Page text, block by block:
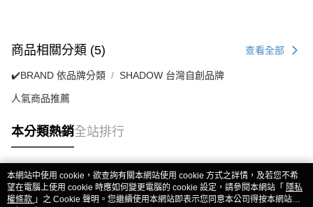
商品相關分類 (5) 查看全部
✔️BRAND 依品牌分類 SHADOW 台灣自創品牌
人氣商品推薦
本分類熱銷全站排行
熱門標籤
本網站中使用 cookie，欲查詢有關本網站使用 cookie 方式之詳情，及若您不希
望在電腦上使用 cookie 時應如何變更電腦的 cookie 設定，請參閱本網站「 隱私
權條款 」之 Cookie 聲明。您繼續使用本網站即表示您同意本公司得按本網站使